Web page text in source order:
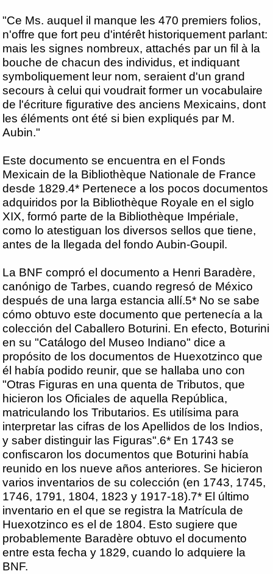
"Ce Ms. auquel il manque les 470 premiers folios,
n'offre que fort peu d'intérêt historiquement parlant:
mais les signes nombreux, attachés par un fil à la
bouche de chacun des individus, et indiquant
symboliquement leur nom, seraient d'un grand
secours à celui qui voudrait former un vocabulaire
de l'écriture figurative des anciens Mexicains, dont
les éléments ont été si bien expliqués par M.
Aubin."
Este documento se encuentra en el Fonds
Mexicain de la Bibliothèque Nationale de France
desde 1829.4* Pertenece a los pocos documentos
adquiridos por la Bibliothèque Royale en el siglo
XIX, formó parte de la Bibliothèque Impériale,
como lo atestiguan los diversos sellos que tiene,
antes de la llegada del fondo Aubin-Goupil.
La BNF compró el documento a Henri Baradère,
canónigo de Tarbes, cuando regresó de México
después de una larga estancia allí.5* No se sabe
cómo obtuvo este documento que pertenecía a la
colección del Caballero Boturini. En efecto, Boturini
en su "Catálogo del Museo Indiano" dice a
propósito de los documentos de Huexotzinco que
él había podido reunir, que se hallaba uno con
"Otras Figuras en una quenta de Tributos, que
hicieron los Oficiales de aquella República,
matriculando los Tributarios. Es utilísima para
interpretar las cifras de los Apellidos de los Indios,
y saber distinguir las Figuras".6* En 1743 se
confiscaron los documentos que Boturini había
reunido en los nueve años anteriores. Se hicieron
varios inventarios de su colección (en 1743, 1745,
1746, 1791, 1804, 1823 y 1917-18).7* El último
inventario en el que se registra la Matrícula de
Huexotzinco es el de 1804. Esto sugiere que
probablemente Baradère obtuvo el documento
entre esta fecha y 1829, cuando lo adquiere la
BNF.